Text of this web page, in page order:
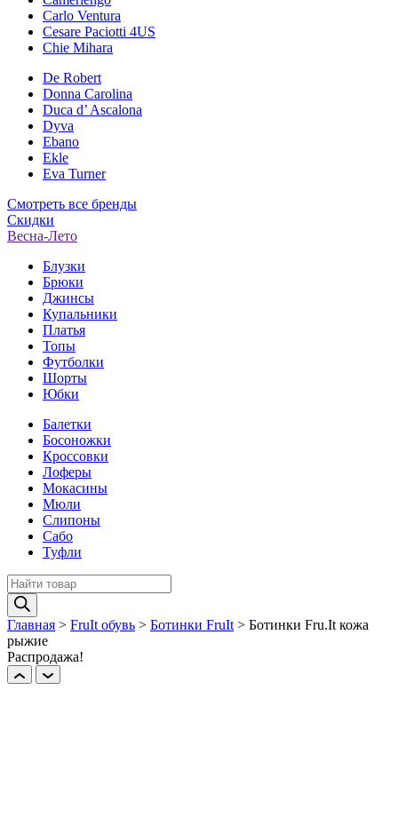
Carlo Ventura
Cesare Paciotti 4US
Chie Mihara
De Robert
Donna Carolina
Duca d’ Ascalona
Dyva
Ebano
Ekle
Eva Turner
Смотреть все бренды
Скидки
Весна-Лето
Блузки
Брюки
Джинсы
Купальники
Платья
Топы
Футболки
Шорты
Юбки
Балетки
Босоножки
Кроссовки
Лоферы
Мокасины
Мюли
Слипоны
Сабо
Туфли
Поиск
товаров
Главная > FruIt обувь > Ботинки FruIt > Ботинки Fru.It кожа
рыжие
Распродажа!